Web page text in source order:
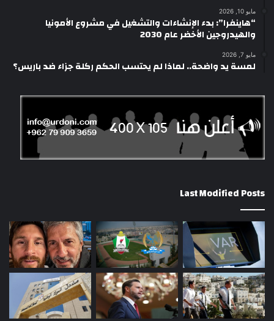
مايو 10, 2026
“هاينفرا”: بدء الإنشاءات والتشغيل في مشروع الأمونيا
والهيدروجين الأخضر عام 2030
مايو 7, 2026
لمسة يد واضحة.. لماذا لم يحتسب الحكم ركلة جزاء ضد باريس؟
Last Modified Posts